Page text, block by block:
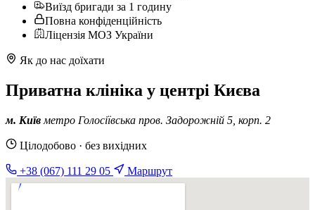
Виїзд бригади за 1 годину
Повна конфіденційність
Ліцензія МОЗ України
Як до нас доїхати
Приватна клініка у центрі Києва
м. Київ метро Голосіївська пров. Задорожній 5, корп. 2
Цілодобово · без вихідних
+38 (067) 111 29 05 Маршрут